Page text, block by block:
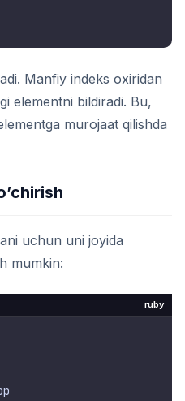
Manfiy indeks oxiridan
elementni bildiradi. Bu,
murojaat qilishda
uchun uni joyida
mumkin:
ruby